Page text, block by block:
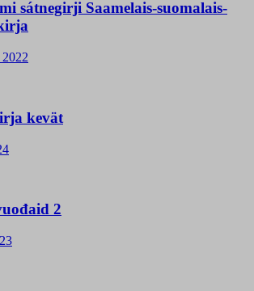
sátnegirji Saamelais-suomalais-
kevät
2